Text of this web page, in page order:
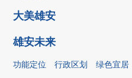
大美雄安
雄安未来
功能定位 行政区划 绿色宜居